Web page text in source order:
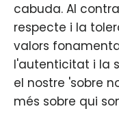
cabuda. Al
respecte i la
valors
l'autenticitat i la
el nostre 'sobre
més sobre qui